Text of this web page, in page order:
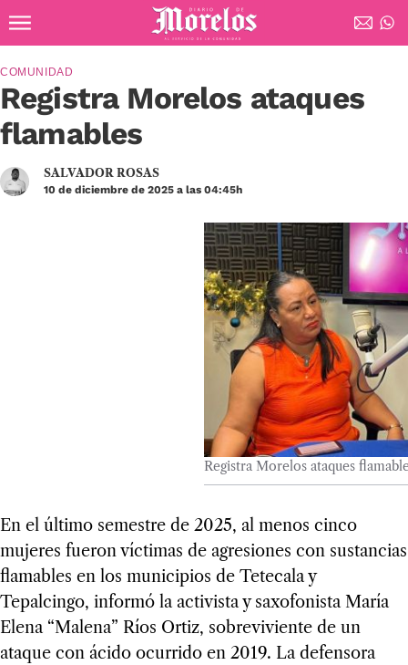
Diario de Morelos
Registra Morelos ataques
flamables
COMUNIDAD
SALVADOR ROSAS
10 de diciembre de 2025 a las 04:45h
Registra Morelos ataques
En el último semestre de 2025, al menos cinco
mujeres fueron víctimas de agresiones con sustancias
flamables en los municipios de Tetecala y
Tepalcingo, informó la activista y saxofonista María
Elena “Malena” Ríos Ortiz, sobreviviente de un
ataque con ácido ocurrido en 2019. La defensora